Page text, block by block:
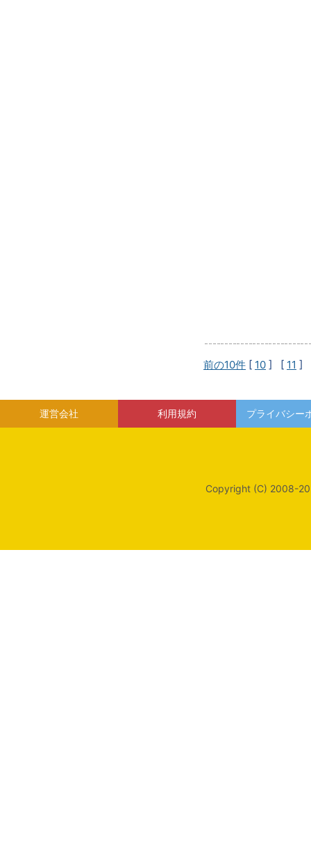
前の10件 [ 10 ] [ 11 ]
運営会社 利用規約 プライバシー
Copyright (C) 2008-